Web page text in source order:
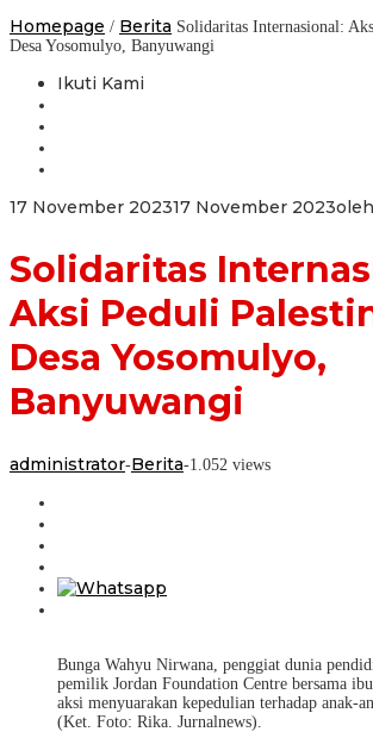
Homepage / Berita Solidaritas Internasional:
Desa Yosomulyo, Banyuwangi
Ikuti Kami
17 November 202317 November 2023oleh
Solidaritas
Aksi Peduli
Desa Yosomulyo,
Banyuwangi
administrator-Berita-1.052 views
Bunga Wahyu Nirwana, penggiat dunia
pemilik Jordan Foundation Centre bersama
aksi menyuarakan kepedulian terhadap anak-
(Ket. Foto: Rika. Jurnalnews).